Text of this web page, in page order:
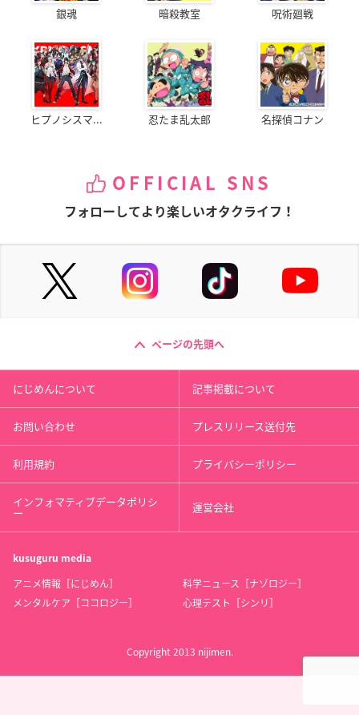
銀魂 暗殺教室 呪術廻戦
ヒプノシスマ... 忍たま乱太郎 名探偵コナン
OFFICIAL SNS
フォローしてより楽しいオタクライフ！
ページの先頭へ
にじめんについて 記事掲載について
お問い合わせ プレスリリース送付先
利用規約 プライバシーポリシー
インフォマティブデータポリシ
ー 運営会社
kusuguru media
アニメ情報［にじめん］
科学ニュース［ナゾロジー］
メンタルケア［ココロジー］
心理テスト［シンリ］
Copyright 2013 nijimen.